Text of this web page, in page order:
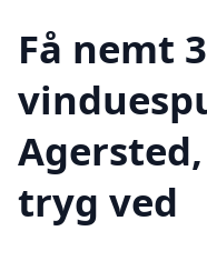
Få nemt
tryg ved